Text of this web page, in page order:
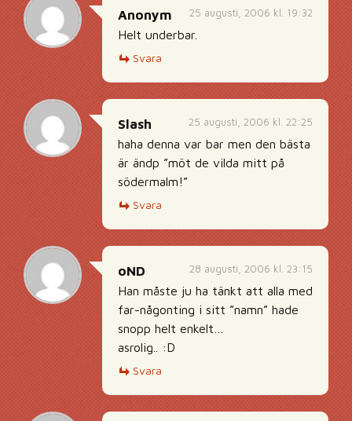
25 augusti, 2006 kl. 19:32
Anonym
Helt underbar.
Svara
25 augusti, 2006 kl. 22:25
Slash
haha denna var bar men den bästa
är ändp ”möt de vilda mitt på
södermalm!”
Svara
28 augusti, 2006 kl. 23:15
oND
Han måste ju ha tänkt att alla med
far-någonting i sitt ”namn” hade
snopp helt enkelt…
asrolig.. :D
Svara